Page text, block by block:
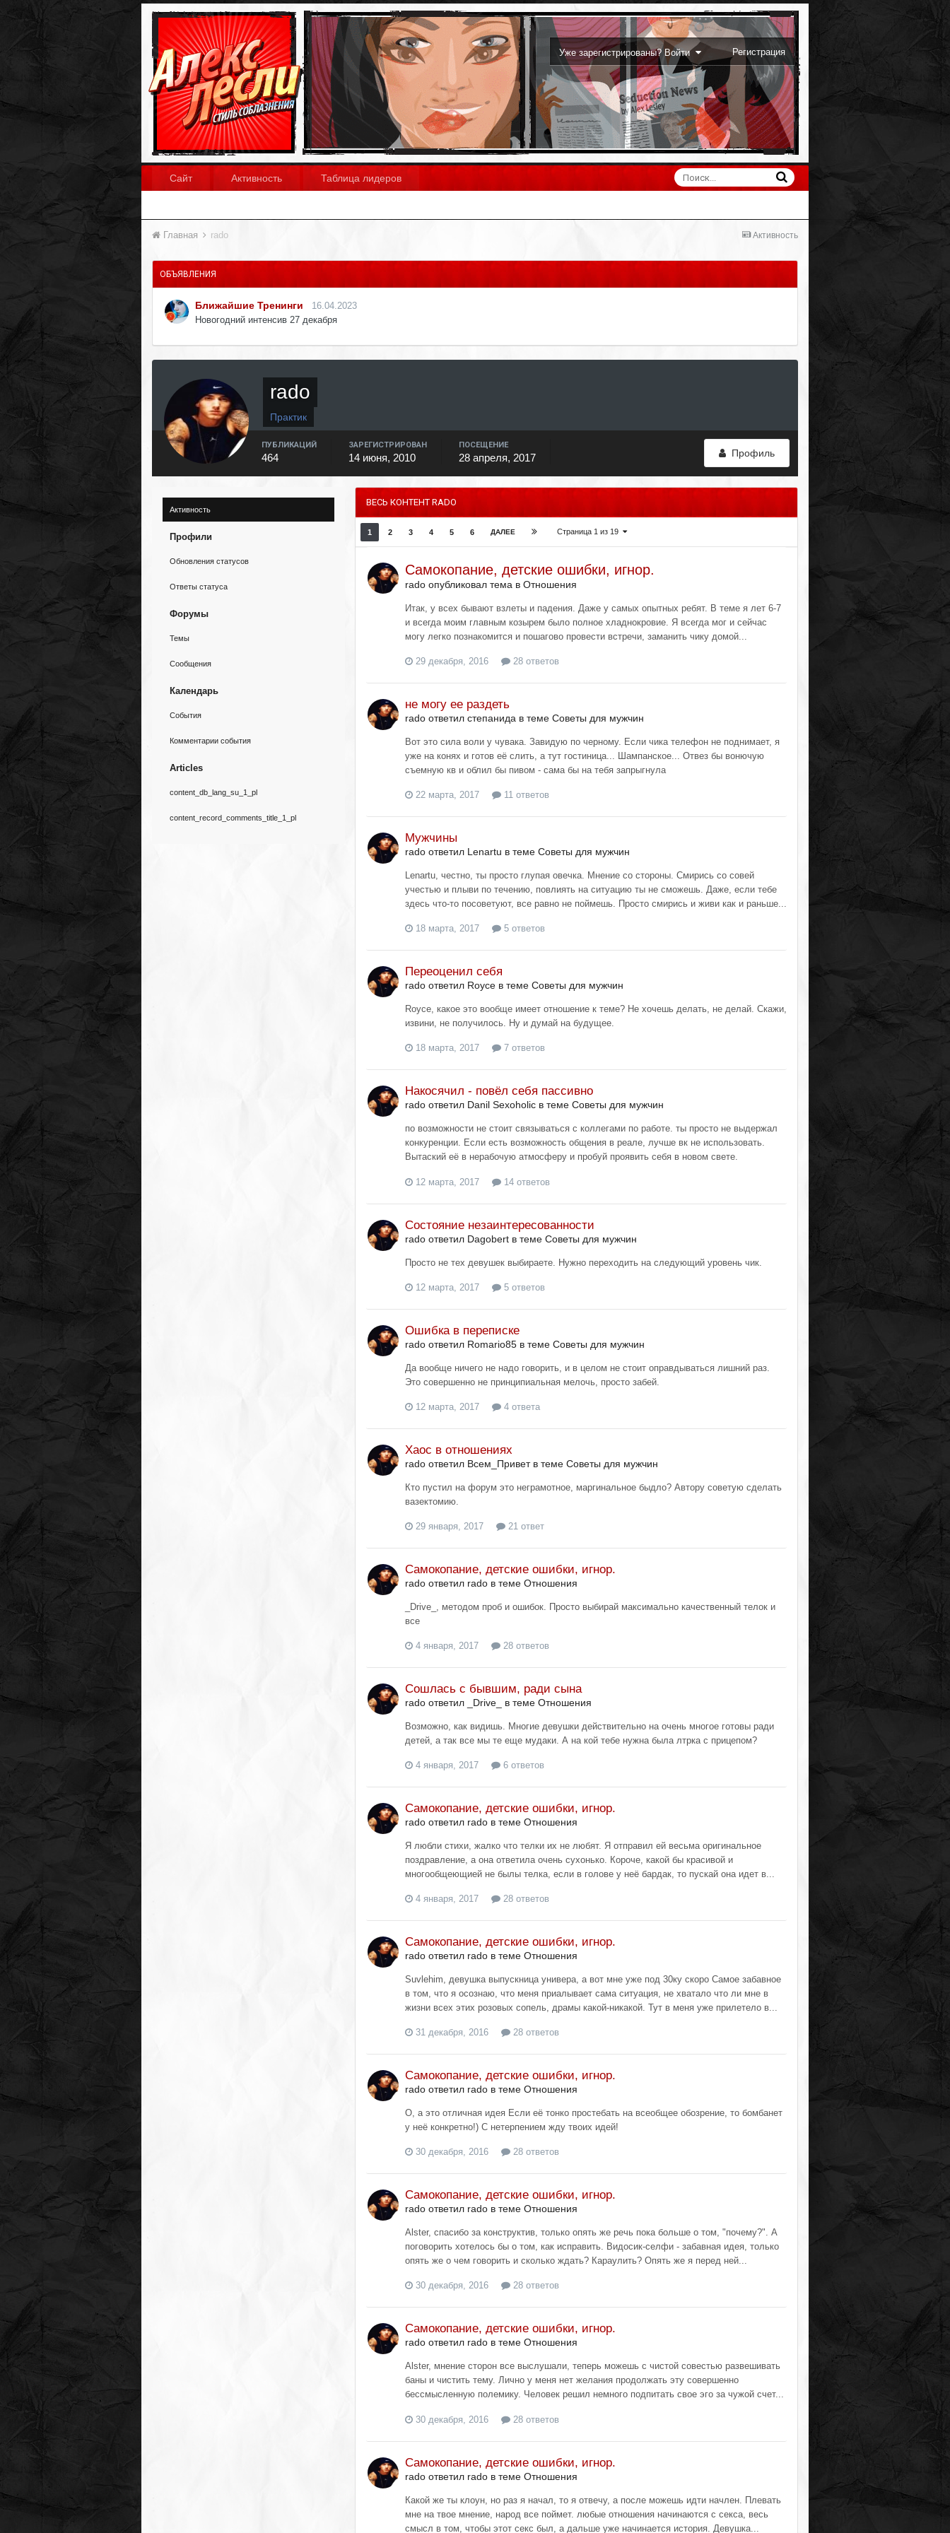
Уже зарегистрированы? Войти Регистрация
Сайт Активность Таблица лидеров
Активность
Главная rado
ОБЪЯВЛЕНИЯ
Ближайшие Тренинги
16.04.2023
Новогодний интенсив 27 декабря
rado
Практик
Профиль
ПУБЛИКАЦИЙ
464
ЗАРЕГИСТРИРОВАН
14 июня, 2010
ПОСЕЩЕНИЕ
28 апреля, 2017
Активность
Профили
Обновления статусов
Ответы статуса
Форумы
Темы
Сообщения
Календарь
События
Комментарии события
Articles
content_db_lang_su_1_pl
content_record_comments_title_1_pl
ВЕСЬ КОНТЕНТ RADO
1 2 3 4 5 6 ДАЛЕЕ Страница 1 из 19
Самокопание, детские ошибки, игнор.
rado опубликовал тема в Отношения
Итак, у всех бывают взлеты и падения. Даже у самых опытных ребят. В теме я лет 6-7
и всегда моим главным козырем было полное хладнокровие. Я всегда мог и сейчас
могу легко познакомится и пошагово провести встречи, заманить чику домой...
29 декабря, 2016 28 ответов
не могу ее раздеть
rado ответил степанида в теме Советы для мужчин
Вот это сила воли у чувака. Завидую по черному. Если чика телефон не поднимает, я
уже на конях и готов её слить, а тут гостиница... Шампанское... Отвез бы вонючую
съемную кв и облил бы пивом - сама бы на тебя запрыгнула
22 марта, 2017 11 ответов
Мужчины
rado ответил Lenartu в теме Советы для мужчин
Lenartu, честно, ты просто глупая овечка. Мнение со стороны. Смирись со совей
учестью и плыви по течению, повлиять на ситуацию ты не сможешь. Даже, если тебе
здесь что-то посоветуют, все равно не поймешь. Просто смирись и живи как и раньше...
18 марта, 2017 5 ответов
Переоценил себя
rado ответил Royce в теме Советы для мужчин
Royce, какое это вообще имеет отношение к теме? Не хочешь делать, не делай. Скажи,
извини, не получилось. Ну и думай на будущее.
18 марта, 2017 7 ответов
Накосячил - повёл себя пассивно
rado ответил Danil Sexoholic в теме Советы для мужчин
по возможности не стоит связываться с коллегами по работе. ты просто не выдержал
конкуренции. Если есть возможность общения в реале, лучше вк не использовать.
Вытаский её в нерабочую атмосферу и пробуй проявить себя в новом свете.
12 марта, 2017 14 ответов
Состояние незаинтересованности
rado ответил Dagobert в теме Советы для мужчин
Просто не тех девушек выбираете. Нужно переходить на следующий уровень чик.
12 марта, 2017 5 ответов
Ошибка в переписке
rado ответил Romario85 в теме Советы для мужчин
Да вообще ничего не надо говорить, и в целом не стоит оправдываться лишний раз.
Это совершенно не принципиальная мелочь, просто забей.
12 марта, 2017 4 ответа
Хаос в отношениях
rado ответил Всем_Привет в теме Советы для мужчин
Кто пустил на форум это неграмотное, маргинальное быдло? Автору советую сделать
вазектомию.
29 января, 2017 21 ответ
Самокопание, детские ошибки, игнор.
rado ответил rado в теме Отношения
_Drive_, методом проб и ошибок. Просто выбирай максимально качественный телок и
все
4 января, 2017 28 ответов
Сошлась с бывшим, ради сына
rado ответил _Drive_ в теме Отношения
Возможно, как видишь. Многие девушки действительно на очень многое готовы ради
детей, а так все мы те еще мудаки. А на кой тебе нужна была лтрка с прицепом?
4 января, 2017 6 ответов
Самокопание, детские ошибки, игнор.
rado ответил rado в теме Отношения
Я любли стихи, жалко что телки их не любят. Я отправил ей весьма оригинальное
поздравление, а она ответила очень сухонько. Короче, какой бы красивой и
многообщеющией не былы телка, если в голове у неё бардак, то пускай она идет в...
4 января, 2017 28 ответов
Самокопание, детские ошибки, игнор.
rado ответил rado в теме Отношения
Suvlehim, девушка выпускница универа, а вот мне уже под 30ку скоро Самое забавное
в том, что я осознаю, что меня приалывает сама ситуация, не хватало что ли мне в
жизни всех этих розовых сопель, драмы какой-никакой. Тут в меня уже прилетело в...
31 декабря, 2016 28 ответов
Самокопание, детские ошибки, игнор.
rado ответил rado в теме Отношения
О, а это отличная идея Если её тонко простебать на всеобщее обозрение, то бомбанет
у неё конкретно!) С нетерпением жду твоих идей!
30 декабря, 2016 28 ответов
Самокопание, детские ошибки, игнор.
rado ответил rado в теме Отношения
Alster, спасибо за конструктив, только опять же речь пока больше о том, "почему?". А
поговорить хотелось бы о том, как исправить. Видосик-селфи - забавная идея, только
опять же о чем говорить и сколько ждать? Караулить? Опять же я перед ней...
30 декабря, 2016 28 ответов
Самокопание, детские ошибки, игнор.
rado ответил rado в теме Отношения
Alster, мнение сторон все выслушали, теперь можешь с чистой совестью развешивать
баны и чистить тему. Лично у меня нет желания продолжать эту совершенно
бессмысленную полемику. Человек решил немного подпитать свое эго за чужой счет...
30 декабря, 2016 28 ответов
Самокопание, детские ошибки, игнор.
rado ответил rado в теме Отношения
Какой же ты клоун, но раз я начал, то я отвечу, а после можешь идти начлен. Плевать
мне на твое мнение, народ все поймет. любые отношения начинаются с секса, весь
смысл в том, чтобы этот секс был, а дальше уже начинается история. Девушка...